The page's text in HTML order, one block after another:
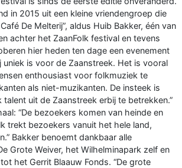
in 2015 uit een kleine vriendengroep die
De Melterij”, aldus Huib Bakker, één van
achter het ZaanFolk festival en tevens
hier heden ten dage een evenement
is voor de Zaanstreek. Het is vooral
enthousiast voor folkmuziek te
als niet-muzikanten. De insteek is
uit de Zaanstreek erbij te betrekken.”
“De bezoekers komen van heinde en
trekt bezoekers vanuit het hele land,
Bakker benoemt dankbaar alle
Grote Weiver, het Wilhelminapark zelf en
het Gerrit Blaauw Fonds. “De grote